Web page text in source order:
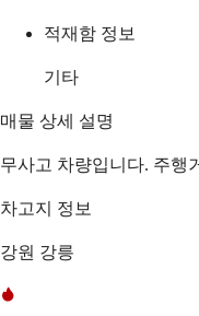
적재함 정보
기타
매물 상세 설명
무사고 차량입니다. 주행
차고지 정보
강원 강릉